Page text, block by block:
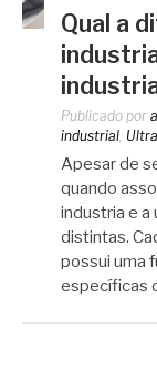
Qual a
Publicado por
industrial
Apesar de
quando
industria e
distintas.
possui uma
específicas